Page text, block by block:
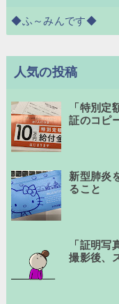
◆ふ～みんです◆
人気の投稿
「特別
証のコピ
新型肺炎
ること
「証明
撮影後、